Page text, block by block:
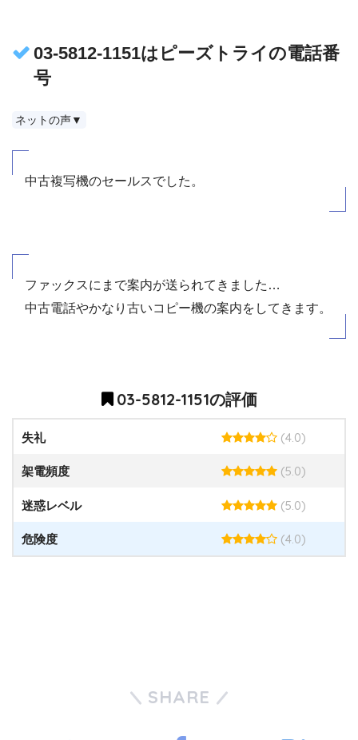
03-5812-1151はピーズトライの電話番
号
ネットの声▼
中古複写機のセールスでした。
ファックスにまで案内が送られてきました…
中古電話やかなり古いコピー機の案内をしてきます。
03-5812-1151の評価
失礼 (4.0)
架電頻度 (5.0)
迷惑レベル (5.0)
危険度 (4.0)
SHARE